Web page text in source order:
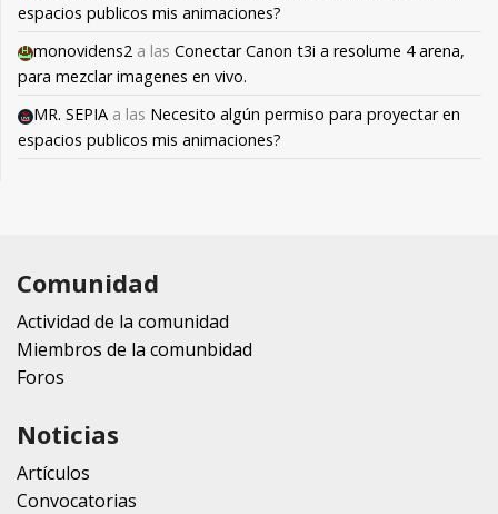
espacios publicos mis animaciones?
monovidens2 a las Conectar Canon t3i a resolume 4 arena,
para mezclar imagenes en vivo.
MR. SEPIA a las Necesito algún permiso para proyectar en
espacios publicos mis animaciones?
Comunidad
Actividad de la comunidad
Miembros de la comunbidad
Foros
Noticias
Artículos
Convocatorias